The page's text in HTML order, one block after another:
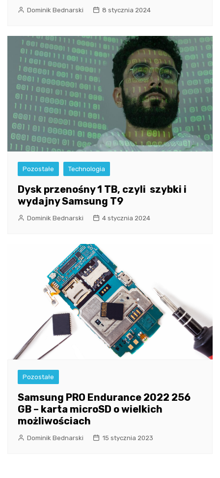
Dominik Bednarski 8 stycznia 2024
Pozostałe Technologia
Dysk przenośny 1 TB, czyli szybki i
wydajny Samsung T9
Dominik Bednarski 4 stycznia 2024
Pozostałe
Samsung PRO Endurance 2022 256
GB – karta microSD o wielkich
możliwościach
Dominik Bednarski 15 stycznia 2023